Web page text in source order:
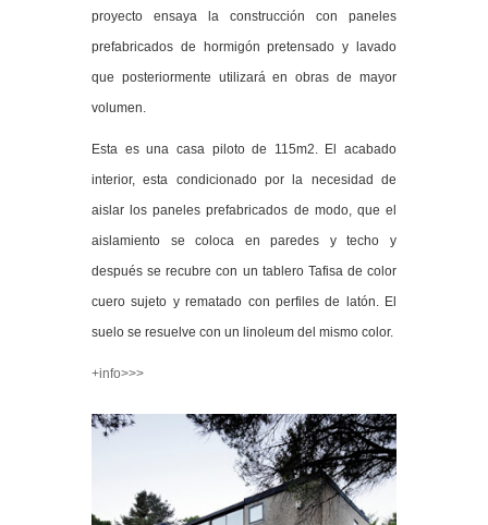
proyecto ensaya la construcción con paneles
prefabricados de hormigón pretensado y lavado
que posteriormente utilizará en obras de mayor
volumen.
Esta es una casa piloto de 115m2. El acabado
interior, esta condicionado por la necesidad de
aislar los paneles prefabricados de modo, que el
aislamiento se coloca en paredes y techo y
después se recubre con un tablero Tafisa de color
cuero sujeto y rematado con perfiles de latón. El
suelo se resuelve con un linoleum del mismo color.
+info>>>